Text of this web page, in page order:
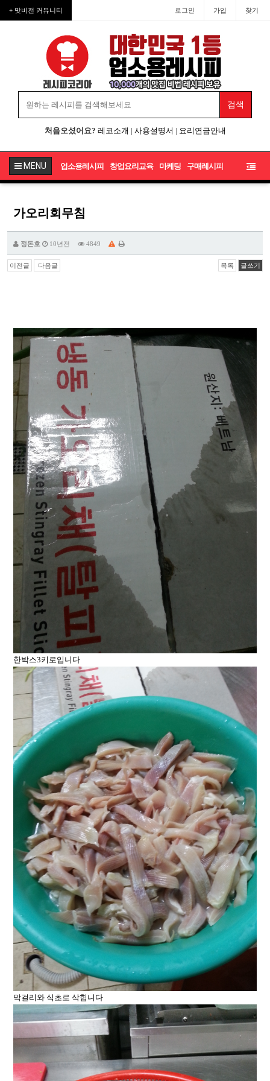
+ 맛비전 커뮤니티 로그인 가입 찾기
처음오셨어요? 레코소개 | 사용설명서 | 요리연금안내
MENU 업소용레시피 창업요리교육 마케팅 구매레시피
가오리회무침
정돈호 10년전 4849
이전글 다음글 목록 글쓰기
한박스3키로입니다
막걸리와 식초로 삭힙니다